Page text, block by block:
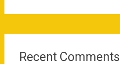
Recent Comments